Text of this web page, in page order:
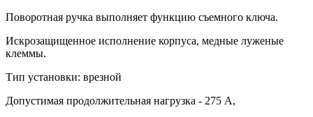
Поворотная ручка выполняет функцию съемного ключа.
Искрозащищенное исполнение корпуса, медные луженые
клеммы.
Тип установки: врезной
Допустимая продолжительная нагрузка - 275 А,